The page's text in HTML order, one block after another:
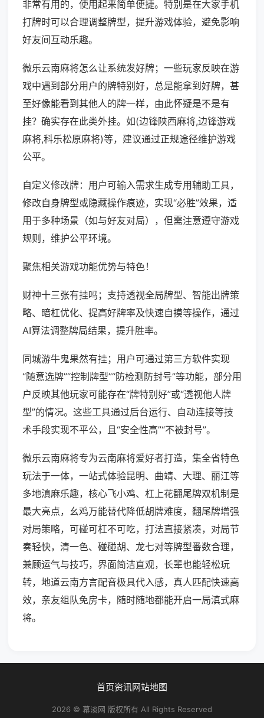
非常有用的，使用起来简单便捷。特别是在大家手机
打牌时可以合理调整牌型，提升游戏体验，避免影响
好友间互动乐趣。
微乐云南麻将怎么让系统发好牌；一些玩家反映在游
戏中遇到部分用户的牌特别好，总是能拿到好牌，甚
至好像能看到其他人的牌一样，由此怀疑是不是有
挂？确实存在此类外挂。如(边锋陕西麻将,边锋游戏
麻将,科乐松原麻将)等，建议通过正规途径维护游戏
公平。
自定义修改牌：用户可输入需求生成专用辅助工具，
修改自身牌型或隐藏操作痕迹，实现“必胜”效果，适
用于多种场景（如与好友对局），但需注意遵守游戏
规则，维护公平环境。
聚焦相关游戏功能优势与特色！
财神十三张有挂吗；支持透视全局牌型、智能出牌策
略、暗杠优化、提高好牌率及快速自摸等操作，通过
AI算法调整牌局结果，提升胜率。
同城游牛鬼果然有挂；用户可通过第三方软件实现
“随意选牌”“控制牌型”“防检测防封号”等功能，部分用
户反映其他玩家可能存在“牌特别好”或“透视他人牌
型”的情况。这些工具通过后台运行、自动连接等技
术手段实现不平公，且“安全性高”“不被封号”。
微乐云南麻将专为云南麻将爱好者打造，集全省特色
玩法于一体，一站式体验昆明、曲靖、大理、丽江等
多地滇麻乐趣，核心飞小鸡、杠上花翻尾牌双机制是
最大亮点，幺鸡万能替代降低胡牌难度，翻尾牌增强
对局策略，可碰可杠不可吃，打法直接紧凑，对局节
奏轻快，清一色、碰碰胡、龙七对等牌型番数合理，
兼顾运气与技巧，界面简洁直观，长辈也能轻松玩
转，地道云南方言配音极具代入感，真人匹配快速高
效，亲友组队免房卡，随时随地都能开启一局滇式麻
将。
首页资讯网站地图
2026 © 幕淡网 版权所有 All Rights Reserved